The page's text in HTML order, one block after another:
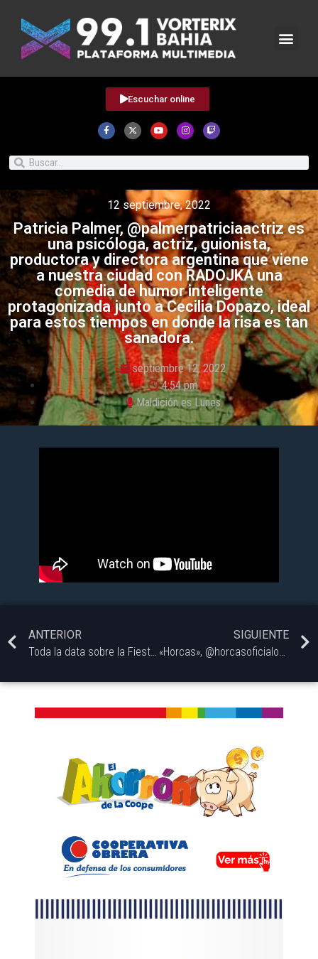
Escuchar online
12 septiembre, 2022
Patricia Palmer, @palmerpatriciaactriz es
una psicóloga, actriz, guionista,
productora y directora argentina que viene
a nuestra ciudad con RADOJKA una
comedia de humor inteligente
protagonizada junto a Cecilia Dopazo, ideal
para estos tiempos en donde la risa es tan
sanadora.
septiembre 12, 2022
4:54 pm
Maldición es Lunes
ANTERIOR
SIGUIENTE